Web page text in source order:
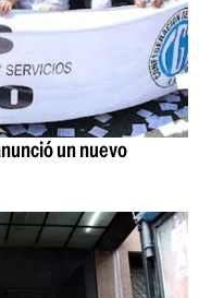
un nuevo